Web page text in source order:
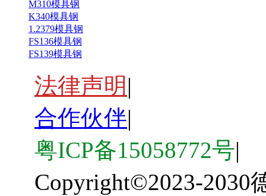
M310模具钢
K340模具钢
1.2379模具钢
FS136模具钢
FS139模具钢
法律声明 |
合作伙伴|
粤ICP备15058772号|
Copyright©2023-2030